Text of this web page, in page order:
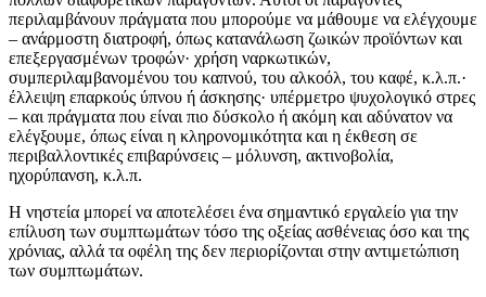
περιλαμβάνουν πράγματα που μπορούμε να μάθουμε να ελέγχουμε
– ανάρμοστη διατροφή, όπως κατανάλωση ζωικών προϊόντων και
επεξεργασμένων τροφών· χρήση ναρκωτικών,
συμπεριλαμβανομένου του καπνού, του αλκοόλ, του καφέ, κ.λ.π.·
έλλειψη επαρκούς ύπνου ή άσκησης· υπέρμετρο ψυχολογικό στρες
– και πράγματα που είναι πιο δύσκολο ή ακόμη και αδύνατον να
ελέγξουμε, όπως είναι η κληρονομικότητα και η έκθεση σε
περιβαλλοντικές επιβαρύνσεις – μόλυνση, ακτινοβολία,
ηχορύπανση, κ.λ.π.
Η νηστεία μπορεί να αποτελέσει ένα σημαντικό εργαλείο για την
επίλυση των συμπτωμάτων τόσο της οξείας ασθένειας όσο και της
χρόνιας, αλλά τα οφέλη της δεν περιορίζονται στην αντιμετώπιση
των συμπτωμάτων.